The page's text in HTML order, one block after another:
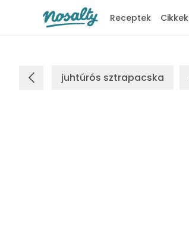
Receptek Cikkek
juhtúrós sztrapacska